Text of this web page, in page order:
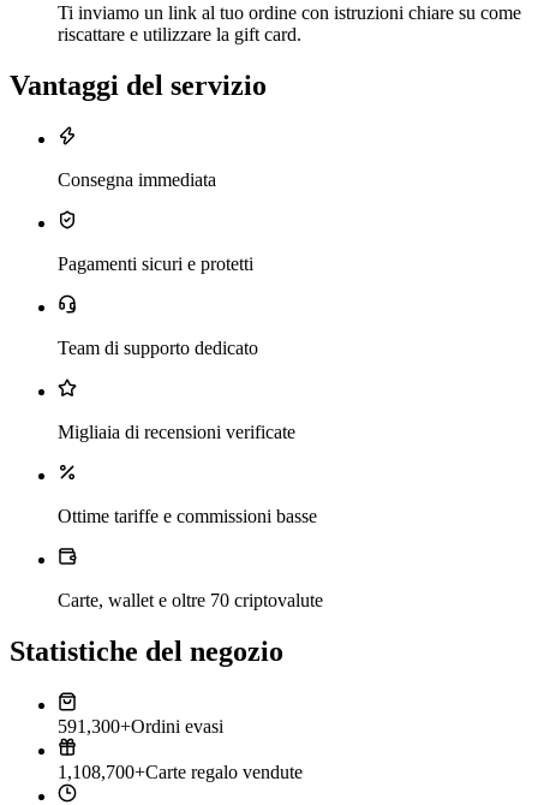
Ti inviamo un link al tuo ordine con istruzioni chiare su come
riscattare e utilizzare la gift card.
Vantaggi del servizio
Consegna immediata
Pagamenti sicuri e protetti
Team di supporto dedicato
Migliaia di recensioni verificate
Ottime tariffe e commissioni basse
Carte, wallet e oltre 70 criptovalute
Statistiche del negozio
591,300+Ordini evasi
1,108,700+Carte regalo vendute